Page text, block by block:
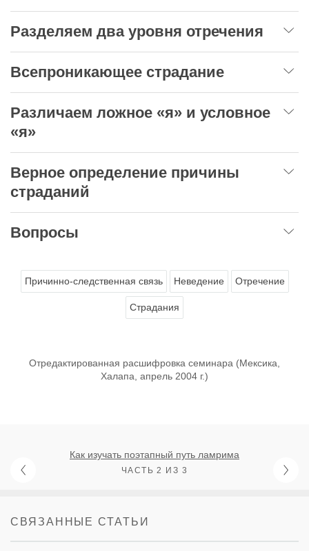
Разделяем два уровня отречения
Всепроникающее страдание
Различаем ложное «я» и условное
«я»
Верное определение причины
страданий
Вопросы
Причинно-следственная связь Неведение Отречение
Страдания
Отредактированная расшифровка семинара (Мексика,
Халапа, апрель 2004 г.)
Как изучать поэтапный путь ламрима
ЧАСТЬ 2 ИЗ 3
СВЯЗАННЫЕ СТАТЬИ